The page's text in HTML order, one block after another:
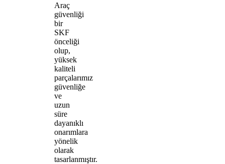
Araç
güvenliği
bir
SKF
önceliği
olup,
yüksek
kaliteli
parçalarımız
güvenliğe
ve
uzun
süre
dayanıklı
onarımlara
yönelik
olarak
tasarlanmıştır.